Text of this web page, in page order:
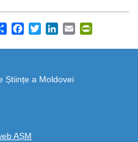
ShareFacebook
TwitterLinkedIn
Email
Științe a Moldovei
AȘM